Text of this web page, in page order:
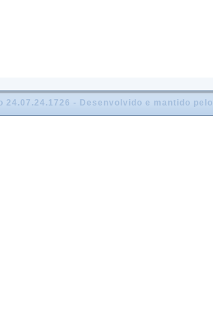
24.07.24.1726 - Desenvolvido e mantido pelo